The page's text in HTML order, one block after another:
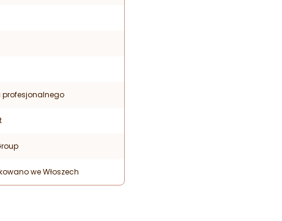
profesjonalnego
we Włoszech